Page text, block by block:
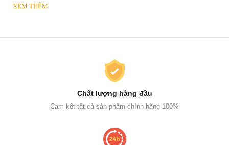
XEM THÊM
Chất lượng hàng đầu
Cam kết tất cả sản phẩm chính hãng 100%